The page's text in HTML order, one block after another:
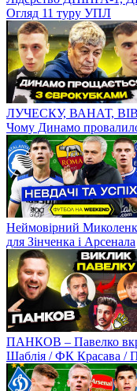
Огляд 11 туру УПЛ
ЛУЧЕСКУ, ВАНАТ,
Чому Динамо
Неймовірний
для Зінченка і Арсенала
ПАНКОВ – Павелко
Шаблія / ФК Красава /